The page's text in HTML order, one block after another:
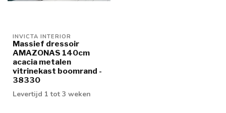
INVICTA INTERIOR
Massief dressoir
AMAZONAS 140cm
acacia metalen
vitrinekast boomrand -
38330
Levertijd 1 tot 3 weken